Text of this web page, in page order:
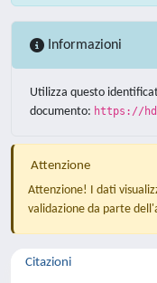
Informazioni
Utilizza questo
documento: https://
Attenzione
Attenzione! I dati
validazione da parte
Citazioni